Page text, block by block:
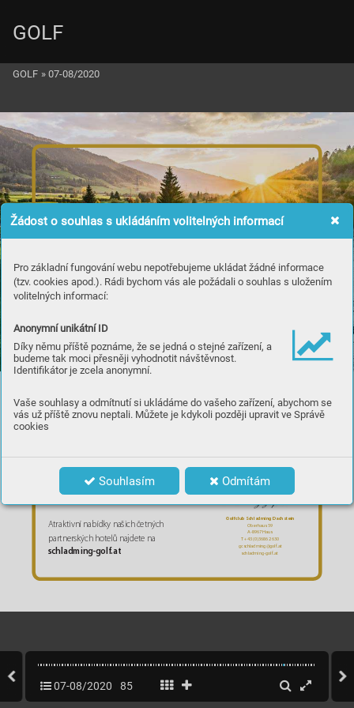
Žádost o souhlas s ukládáním volitelných informací
Pro základní fungování webu nepotřebujeme ukládat žádné informace
(tzv. cookies apod.). Rádi bychom vás ale požádali o souhlas s uložením
volitelných informací:
Anonymní unikátní ID
Díky němu příště poznáme, že se jedná o stejné zařízení, a
budeme tak moci přesněji vyhodnotit návštěvnost.
Identifikátor je zcela anonymní.
Vaše souhlasy a odmítnutí si ukládáme do vašeho zařízení, abychom se
vás už příště znovu neptali. Můžete je kdykoli později upravit ve Správě
cookies
Souhlasím Odmítám
GOLFCLUB SCHLADMING DACHSTEIN
Pebble Beach Alp
Design: golfová legenda Bernhard Langer
Atra ktivní nabídky našich četných
partnerských hotel ů najdete na
schladming-golf.at
Golfclub Schladming Dachstein
Oberhaus 59
A-8967 Haus
T +43 (0)3686 2630
gcschladming@golf.at
schladming-golf.at
GOLF
GOLF » 07-08/2020
07-08/2020 85